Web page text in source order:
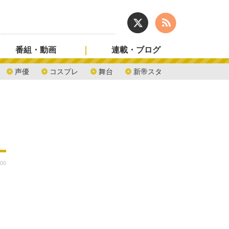
声優 コスプレ 舞台 新帝スタ
番組・動画 連載・ブログ